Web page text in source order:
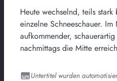
Heute wechselnd, teils
einzelne Schneeschauer.
aufkommender,
nachmittags die Mitte
Untertitel wurden